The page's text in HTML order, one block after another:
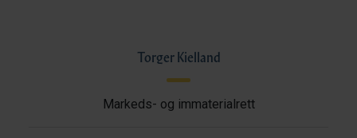
Torger Kielland
Markeds- og immaterialrett